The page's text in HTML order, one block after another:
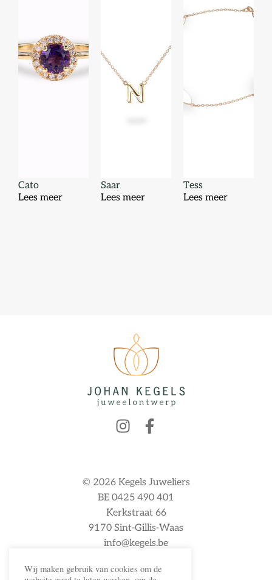
Cato
Lees meer
Saar
Lees meer
Tess
Lees meer
© 2026 Kegels Juweliers
BE 0425 490 401
Kerkstraat 66
9170 Sint-Gillis-Waas
info@kegels.be
Wij maken gebruik van cookies om de